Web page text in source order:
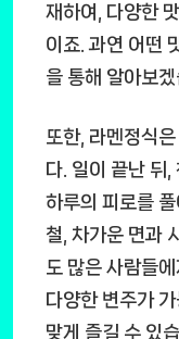
재하여, 다양한
이죠. 과연 어떤
을 통해 알아보겠
또한, 라멘정식
다. 일이 끝난 뒤,
하루의 피로를
철, 차가운 면과
도 많은 사람들
다양한 변주가
맞게 즐길 수 있